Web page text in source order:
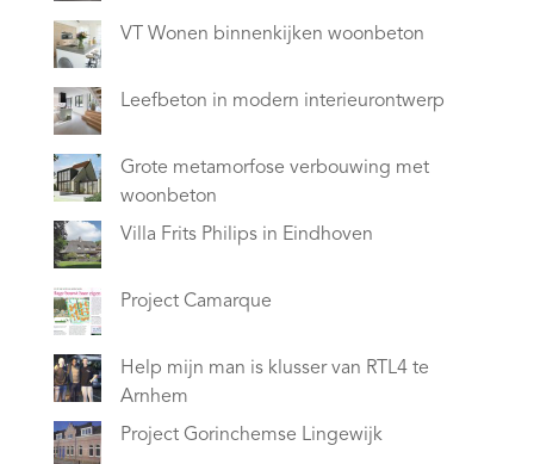
VT Wonen binnenkijken woonbeton
Leefbeton in modern interieurontwerp
Grote metamorfose verbouwing met
woonbeton
Villa Frits Philips in Eindhoven
Project Camarque
Help mijn man is klusser van RTL4 te
Arnhem
Project Gorinchemse Lingewijk